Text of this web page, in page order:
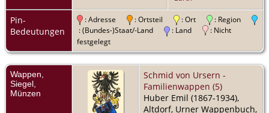
Pin-
Bedeutungen
: Adresse : Ortsteil : Ort
: Region
: (Bundes-)Staat/-Land
: Land
: Nicht
festgelegt
Wappen,
Siegel,
Münzen
Schmid von Ursern -
Familienwappen (5)
Huber Emil (1867-1934),
Altdorf, Urner Wappenbuch,